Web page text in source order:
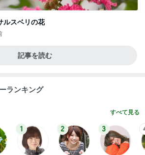
ルスベリの花
記事を読む
ランキング
すべて見る
1 2 3